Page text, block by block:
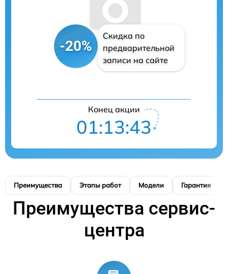
-20%
Скидка по
предварительной
записи на сайте
Конец акции
01:13:42
Преимущества Этапы работ Модели Гарантия
Преимущества сервис-
центра